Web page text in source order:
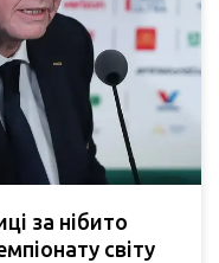
за нібито
світу